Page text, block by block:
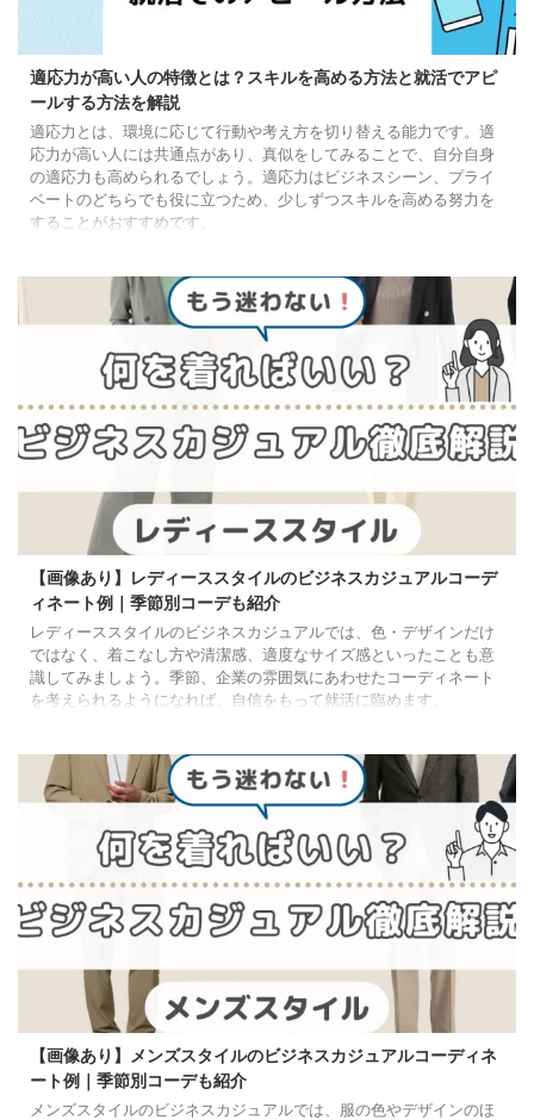
適応力が高い人の特徴とは？スキルを高める方法と就活でアピ
ールする方法を解説
適応力とは、環境に応じて行動や考え方を切り替える能力です。適
応力が高い人には共通点があり、真似をしてみることで、自分自身
の適応力も高められるでしょう。適応力はビジネスシーン、プライ
ベートのどちらでも役に立つため、少しずつスキルを高める努力を
することがおすすめです。
【画像あり】レディーススタイルのビジネスカジュアルコーデ
ィネート例｜季節別コーデも紹介
レディーススタイルのビジネスカジュアルでは、色・デザインだけ
ではなく、着こなし方や清潔感、適度なサイズ感といったことも意
識してみましょう。季節、企業の雰囲気にあわせたコーディネート
を考えられるようになれば、自信をもって就活に臨めます。
【画像あり】メンズスタイルのビジネスカジュアルコーディネ
ート例｜季節別コーデも紹介
メンズスタイルのビジネスカジュアルでは、服の色やデザインのほ